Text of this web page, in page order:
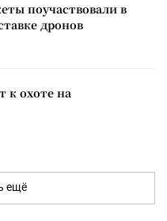
поучаствовали в
дронов
к охоте на
ещё